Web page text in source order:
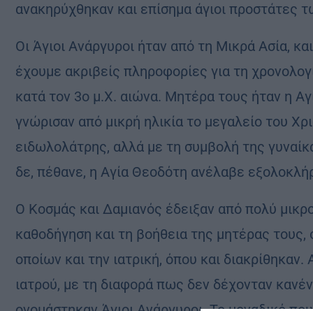
ανακηρύχθηκαν και επίσημα άγιοι προστάτες
Οι Άγιοι Ανάργυροι ήταν από τη Μικρά Ασία,
έχουμε ακριβείς πληροφορίες για τη
κατά τον 3ο μ.Χ. αιώνα. Μητέρα τους ήταν η
γνώρισαν από μικρή ηλικία το μεγαλείο του
ειδωλολάτρης, αλλά με τη συμβολή της
δε, πέθανε, η Αγία Θεοδότη ανέλαβε
Ο Κοσμάς και Δαμιανός έδειξαν από πολύ
καθοδήγηση και τη βοήθεια της μητέρας
οποίων και την ιατρική, όπου και
ιατρού, με τη διαφορά πως δεν δέχονταν